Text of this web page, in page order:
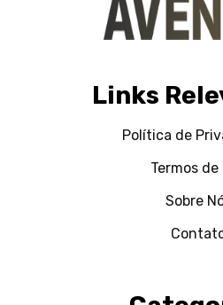
Links
Política de
Termos de
Sobre